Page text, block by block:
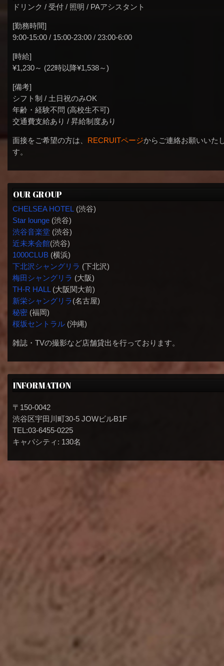
ドリンク / 受付 / 照明 / PAアシスタント
[勤務時間]
9:00-15:00 / 15:00-23:00 / 23:00-6:00
[時給]
¥1,230～ (22時以降¥1,538～)
[備考]
シフト制 / 土日祝のみOK
年齢・経験不問 (高校生不可)
交通費支給あり / 昇給制度あり
面接をご希望の方は、 RECRUITページからご連絡お願いいた
す。
OUR GROUP
CHELSEA HOTEL (渋谷)
Star lounge(渋谷)
渋谷音楽堂(渋谷)
近未来会館(渋谷)
1000CLUB(横浜)
下北沢シャングリラ (下北沢)
梅田シャングリラ (大阪)
TH-R HALL(大阪関大前)
新栄シャングリラ(名古屋)
秘密(福岡)
桜坂セントラル(沖縄)
雑誌・TVの撮影など店舗貸出を行っております。
INFORMATION
〒150-0042
渋谷区宇田川町30-5 JOWビルB1F
TEL:03-6455-0225
キャパシティ: 130名